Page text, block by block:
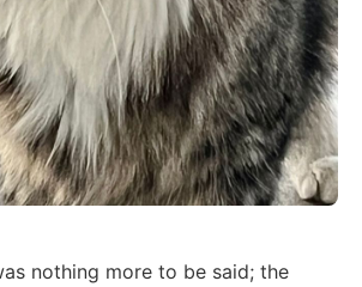
nothing more to be said; the